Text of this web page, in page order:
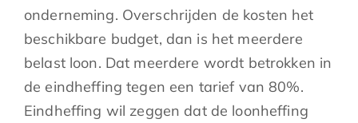
onderneming. Overschrijden de kosten het
beschikbare budget, dan is het meerdere
belast loon. Dat meerdere wordt betrokken in
de eindheffing tegen een tarief van 80%.
Eindheffing wil zeggen dat de loonheffing